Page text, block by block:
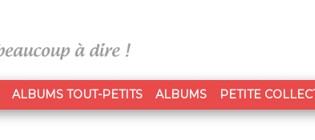
ALBUMS TOUT-PETITS ALBUMS PETITE